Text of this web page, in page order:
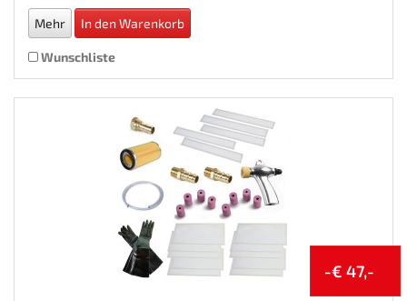
Mehr In den Warenkorb
Wunschliste
-€ 47,-